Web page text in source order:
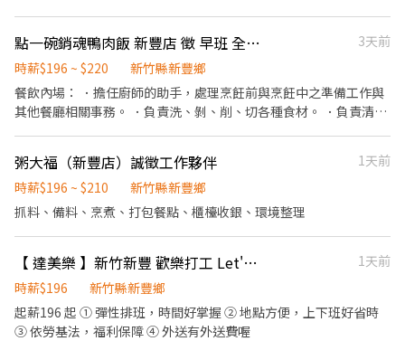
主，代位、點餐、送餐、收桌、環境整潔維護。 吧台區的就要在增
加做飲料、結帳、接電話的工作
點一碗銷魂鴨肉飯 新豐店 徵 早班 全天班
3天前
時薪$196 ~ $220
新竹縣新豐鄉
餐飲內場： ．擔任廚師的助手，處理烹飪前與烹飪中之準備工作與
其他餐廳相關事務。 ．負責洗、剝、削、切各種食材。 ．負責清理
粥大福（新豐店）誠徵工作夥伴
1天前
時薪$196 ~ $210
新竹縣新豐鄉
抓料、備料、烹煮、打包餐點、櫃檯收銀、環境整理
【 達美樂 】新竹新豐 歡樂打工 Let's Go
1天前
時薪$196
新竹縣新豐鄉
起薪196 起 ① 彈性排班，時間好掌握 ② 地點方便，上下班好省時
③ 依勞基法，福利保障 ④ 外送有外送費喔